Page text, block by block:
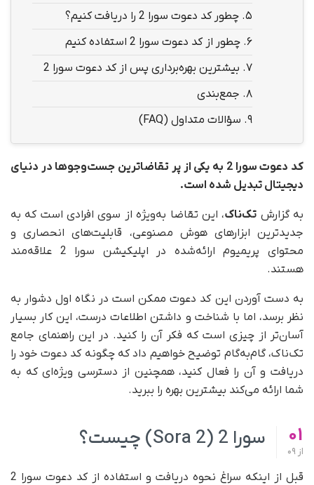
5. چطور کد دعوت سورا 2 را دریافت کنیم؟
6. چطور از کد دعوت سورا 2 استفاده کنیم
7. بیشترین بهره‌برداری پس از کد دعوت سورا 2
8. جمع‌بندی
9. سؤالات متداول (FAQ)
کد دعوت سورا 2 به یکی از پر تقاضاترین جست‌وجوها در دنیای
دیجیتال تبدیل شده است.
به گزارش تک‌ناک، این تقاضا به‌ویژه از سوی افرادی است که به
جدیدترین ابزارهای هوش مصنوعی، قابلیت‌های انحصاری و
محتوای پریمیوم ارائه‌شده در اپلیکیشن سورا 2 علاقه‌مند
هستند.
به‌ دست آوردن این کد دعوت ممکن است در نگاه اول دشوار به
نظر برسد، اما با شناخت و داشتن اطلاعات درست، این کار بسیار
آسان‌تر از چیزی است که فکر آن را کنید. در این راهنمای جامع
تک‌ناک، گام‌به‌گام توضیح خواهیم داد که چگونه کد دعوت خود را
دریافت و آن را فعال کنید، همچنین از دسترسی ویژه‌ای که به
شما ارائه می‌کند بیشترین بهره را ببرید.
01
از
سورا 2 (Sora 2) چیست؟
قبل از اینکه سراغ نحوه دریافت و استفاده از کد دعوت سورا 2